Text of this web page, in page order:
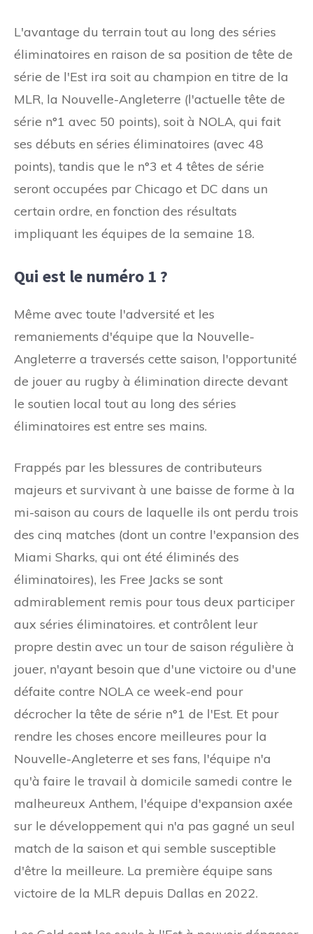
L'avantage du terrain tout au long des séries
éliminatoires en raison de sa position de tête de
série de l'Est ira soit au champion en titre de la
MLR, la Nouvelle-Angleterre (l'actuelle tête de
série n°1 avec 50 points), soit à NOLA, qui fait
ses débuts en séries éliminatoires (avec 48
points), tandis que le n°3 et 4 têtes de série
seront occupées par Chicago et DC dans un
certain ordre, en fonction des résultats
impliquant les équipes de la semaine 18.
Qui est le numéro 1 ?
Même avec toute l'adversité et les
remaniements d'équipe que la Nouvelle-
Angleterre a traversés cette saison, l'opportunité
de jouer au rugby à élimination directe devant
le soutien local tout au long des séries
éliminatoires est entre ses mains.
Frappés par les blessures de contributeurs
majeurs et survivant à une baisse de forme à la
mi-saison au cours de laquelle ils ont perdu trois
des cinq matches (dont un contre l'expansion des
Miami Sharks, qui ont été éliminés des
éliminatoires), les Free Jacks se sont
admirablement remis pour tous deux participer
aux séries éliminatoires. et contrôlent leur
propre destin avec un tour de saison régulière à
jouer, n'ayant besoin que d'une victoire ou d'une
défaite contre NOLA ce week-end pour
décrocher la tête de série n°1 de l'Est. Et pour
rendre les choses encore meilleures pour la
Nouvelle-Angleterre et ses fans, l'équipe n'a
qu'à faire le travail à domicile samedi contre le
malheureux Anthem, l'équipe d'expansion axée
sur le développement qui n'a pas gagné un seul
match de la saison et qui semble susceptible
d'être la meilleure. La première équipe sans
victoire de la MLR depuis Dallas en 2022.